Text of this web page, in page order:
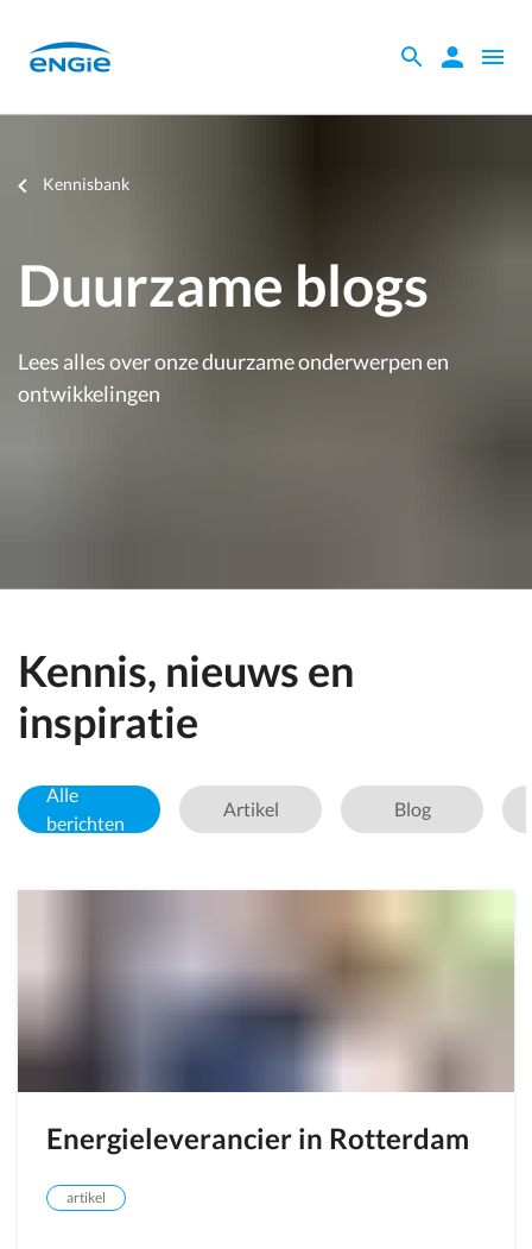
mainZoeken
de
Zoeken
Open
Je
Kennisbank
Duurzame blogs
Lees alles over onze duurzame onderwerpen en
ontwikkelingen
Kennis, nieuws en
inspiratie
Alle
berichten
Artikel Blog
Energieleverancier in Rotterdam
artikel